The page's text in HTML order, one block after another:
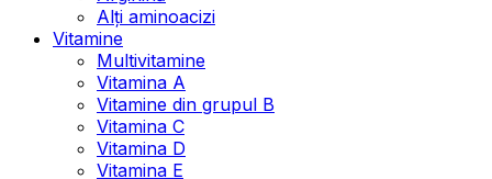
Alți aminoacizi
Vitamine
Multivitamine
Vitamina A
Vitamine din grupul B
Vitamina C
Vitamina D
Vitamina E